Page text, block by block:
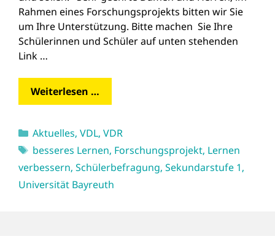
Rahmen eines Forschungsprojekts bitten wir Sie
um Ihre Unterstützung. Bitte machen Sie Ihre
Schülerinnen und Schüler auf unten stehenden
Link …
Weiterlesen …
Kategorien
Aktuelles, VDL, VDR
Schlagwörter
besseres Lernen, Forschungsprojekt, Lernen
verbessern, Schülerbefragung, Sekundarstufe 1,
Universität Bayreuth